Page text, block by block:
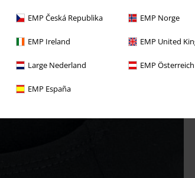
EMP Česká Republika EMP Norge
EMP Ireland EMP United
Large Nederland EMP Österreich
EMP España